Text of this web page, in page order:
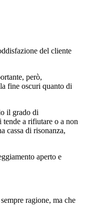
del cliente
però,
fine oscuri quanto di
il grado di
a rifiutare o a non
cassa di risonanza,
aperto e
ragione, ma che